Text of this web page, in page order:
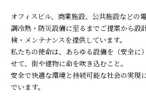
オフィスビル、商業施設、公共施設などの
調冷熱・防災設備に至るまでご提案から設
検・メンテナンスを提供しています。
私たちの使命は、あらゆる設備を（安全に
せて、街や建物に命を吹き込むこと。
安全で快適な環境と持続可能な社会の実現
でいます。